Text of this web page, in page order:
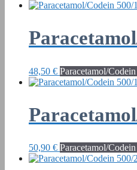
48,50 € Paracetamol/
50,90 € Paracetamol/